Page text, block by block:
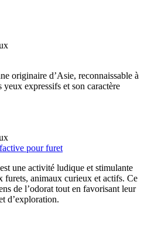
originaire d’Asie, reconnaissable à
yeux expressifs et son caractère
pour furet
une activité ludique et stimulante
furets, animaux curieux et actifs. Ce
de l’odorat tout en favorisant leur
d’exploration.